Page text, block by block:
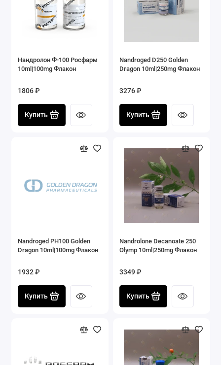
Нандролон Ф-100 Росфарм
10ml|100mg Флакон
1806 ₽
Купить
Nandroged D250 Golden
Dragon 10ml|250mg Флакон
3276 ₽
Купить
Nandroged PH100 Golden
Dragon 10ml|100mg Флакон
1932 ₽
Купить
Nandrolone Decanoate 250
Olymp 10ml|250mg Флакон
3349 ₽
Купить